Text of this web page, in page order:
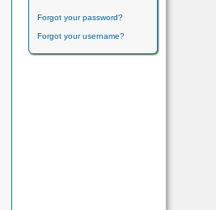
Forgot your password?
Forgot your username?